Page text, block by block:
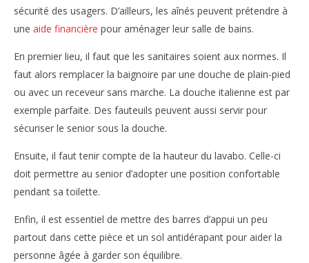
sécurité des usagers. D’ailleurs, les aînés peuvent prétendre à
une aide financière pour aménager leur salle de bains.
En premier lieu, il faut que les sanitaires soient aux normes. Il
faut alors remplacer la baignoire par une douche de plain-pied
ou avec un receveur sans marche. La douche italienne est par
exemple parfaite. Des fauteuils peuvent aussi servir pour
sécuriser le senior sous la douche.
Ensuite, il faut tenir compte de la hauteur du lavabo. Celle-ci
doit permettre au senior d’adopter une position confortable
pendant sa toilette.
Enfin, il est essentiel de mettre des barres d’appui un peu
partout dans cette pièce et un sol antidérapant pour aider la
personne âgée à garder son équilibre.